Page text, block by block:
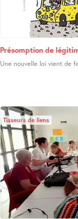
Présomption de
Une nouvelle loi vient de
Tisseurs de liens